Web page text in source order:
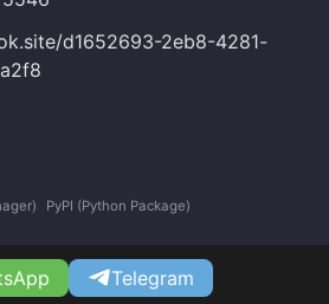
d1652693-2eb8-4281-
PyPI (Python Package)
Telegram